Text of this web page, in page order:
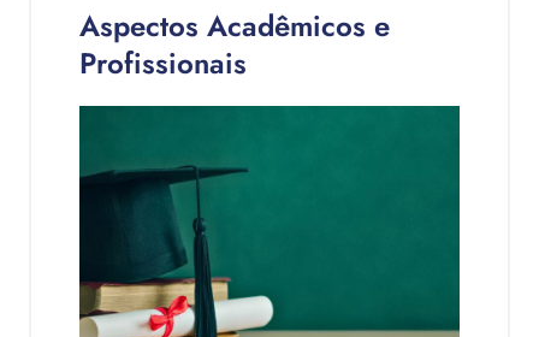
Aspectos Acadêmicos e
Profissionais